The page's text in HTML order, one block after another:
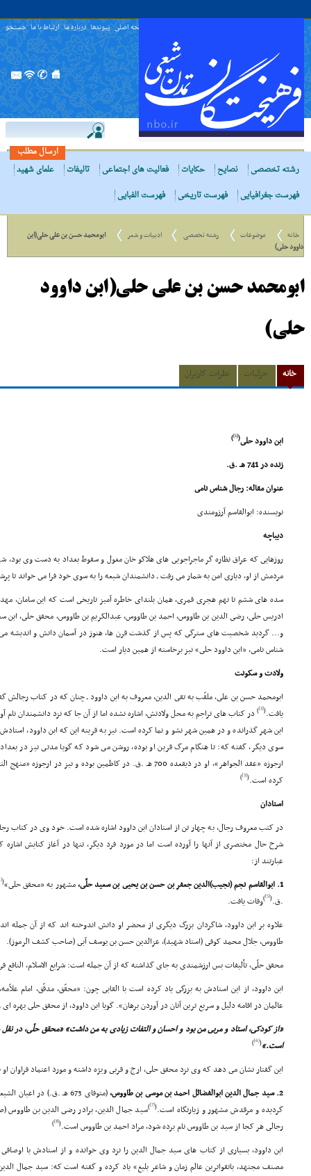
صفحه اصلی پیوندها درباره ما ارتباط با ما جستجو
ارسال مطلب
رشته تخصصی
نصایح حکایات فعالیت های اجتماعی تالیفات
علمای شهید
فهرست جغرافیایی
فهرست تاریخی فهرست الفبایی
خانه موضوعات رشته تخصصی ادبیات و شعر
ابومحمد حسن بن علی حلی(ابن
داوود حلى)
ابومحمد حسن بن علی حلی(ابن داوود
حلى)
خانه جزئیات نظرات کاربران
ابن داوود حلى(
[1]
)
زنده در 741 هـ .ق.
عنوان مقاله: رجال شناس نامى
نویسنده: ابوالقاسم آرزومندى
دیباچه
روزهایى که عراق نظاره گر ماجراجویى هاى هلاکو خان مغول و سقوط بغداد به دست وى
مردمش از او، دیارى امن به شمار مى رفت ـ دانشمندان شیعه را به سوى خود فرا مى خواند تا
سده هاى ششم تا نهم هجرى قمرى، همان بلنداى خاطره آمیز تاریخى است که این سامان، مهد
ادریس حلى، رضى الدین بن طاووس، احمد بن طاووس، عبدالکریم بن طاووس، محقق حلى، ابن
و... گردید شخصیت هاى سترگى که پس از گذشت قرن ها، هنوز در آسمان دانش و اندیشه
شناس نامى، «ابن داوود حلى» نیز برخاسته از همین دیار است.
ولادت و سکونت
یافت.(
[2]
)در کتاب هاى تراجم به محل ولادتش، اشاره نشده اما از آن جا که نزد دانشمندان نام
این شهر گذرانده و در همین شهر نشو و نما کرده است. نیز به قرینه این که ابن داوود،
سوى دیگر، گفته که: تا هنگام مرگ قرین او بوده، روشن مى شود که گویا مدتى نیز در
ارجوزه «عقد الجواهر»، او در ذیقعده 700 هـ .ق. در کاظمین بوده و
کرده است.(
[3]
)
استادان
در کتب معروف رجال، به چهار تن از استادان ابن داوود اشاره شده است. خود وى در کتاب
شرح حال مختصرى از آنها را آورده است اما در مورد فرد دیگر، تنها در آغاز کتابش
عبارتند از:
1. ابوالقاسم نجم (نجیب)الدین جعفر بن حسن بن یحیى بن سعید حلّى،
مشهور به «محقق حلى»(
[4]
.ق.(
[5]
)وفات یافت.
علاوه بر ابن داوود، شاگردان بزرگ دیگرى از محضر او دانش اندوخته اند که از آن جمله
طاووس، جلال محمد کوفى (استاد شهید)، عزالدین حسن بن یوسف آبى (صاحب کشف الرموز).
محقق حلّى، تألیفات بس ارزشمندى به جاى گذاشته که از آن جمله است: شرایع الاسلام، النافع
ابن داوود، از این استادش به بزرگى یاد کرده است با القابى چون: «محقّق، مدقّق، امام
عالمان در اقامه دلیل و سریع ترین آنان در آوردن برهان». گویا ابن داوود، از محقق حلى بهره
«از کودکى، استاد و مربى من بود و احسان و التفات زیادى به من داشت» «محقق حلّى، در
است.»(
[6]
)
این گفتار نشان مى دهد که وى نزد محقق حلى، ارج و قربى ویژه داشته و مورد اعتماد فراوان
2. سید جمال الدین ابوالفضائل احمد بن موسى بن طاووس،
(متوفاى 673 هـ .ق.) در
گردیده و مرقدش مشهور و زیارتگاه است.(
[7]
)سید جمال الدین، برادر رضى الدین بن
رجالى هر کجا از سید بن طاووس نام برده شود، مراد احمد بن طاووس است.(
[8]
)
ابن داوود، بسیارى از کتاب هاى سید جمال الدین را نزد وى خوانده و از استادش با
مصنف مجتهد، باتقواترین عالم زمان و شاعر بلیغ» یاد کرده و گفته است که: سید جمال